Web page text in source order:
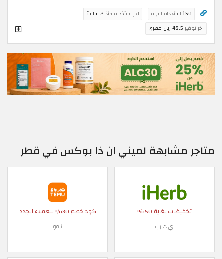
150 استخدام اليوم اخر استخدام منذ 2 ساعة
اخر توفير 48.5 ريال قطري
متاجر مشابهة لميني ان ذا بوكس في قطر
تخفيضات لغاية 50%
اي هيرب
كود خصم 30% للعملاء الجدد
تيمو